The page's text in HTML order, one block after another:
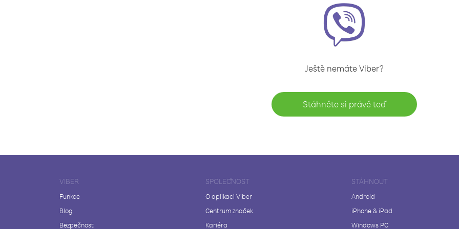
Ještě nemáte Viber?
Stáhněte si právě teď
VIBER
Funkce
Blog
Bezpečnost
SPOLEČNOST
O aplikaci Viber
Centrum značek
Kariéra
STÁHNOUT
Android
iPhone & iPad
Windows PC